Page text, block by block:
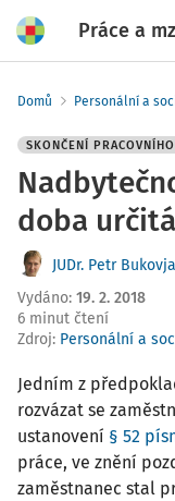
Práce a
Domů Personální a
SKONČENÍ
doba určitá
JUDr. Petr
Vydáno: 19. 2. 2018
6 minut čtení
Zdroj: Personální a
Jedním z
rozvázat se
ustanovení § 52
práce, ve znění
zaměstnanec stal